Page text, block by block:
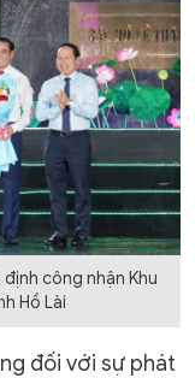
công nhận Khu
Hồ Lài
đối với sự phát